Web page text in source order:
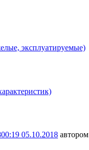
эксплуатируемые)
00:19 05.10.2018 автором